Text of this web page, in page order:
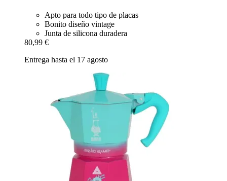
Apto para todo tipo de placas
Bonito diseño vintage
Junta de silicona duradera
80,99 €
Entrega hasta el 17 agosto